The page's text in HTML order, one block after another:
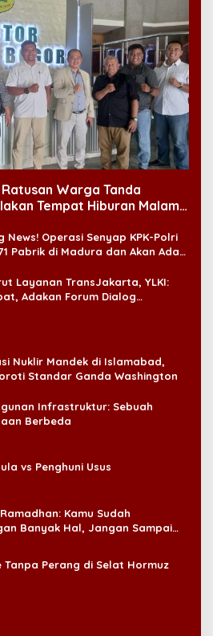
Warga Tanda
Tempat Hiburan Malam
News! Operasi Senyap KPK-Polri
Pabrik di Madura dan Akan Ada
Layanan TransJakarta, YLKI:
Adakan Forum Dialog
Nuklir Mandek di Islamabad,
Standar Ganda Washington
Infrastruktur: Sebuah
Berbeda
vs Penghuni Usus
Kamu Sudah
Banyak Hal, Jangan Sampai
Tanpa Perang di Selat Hormuz